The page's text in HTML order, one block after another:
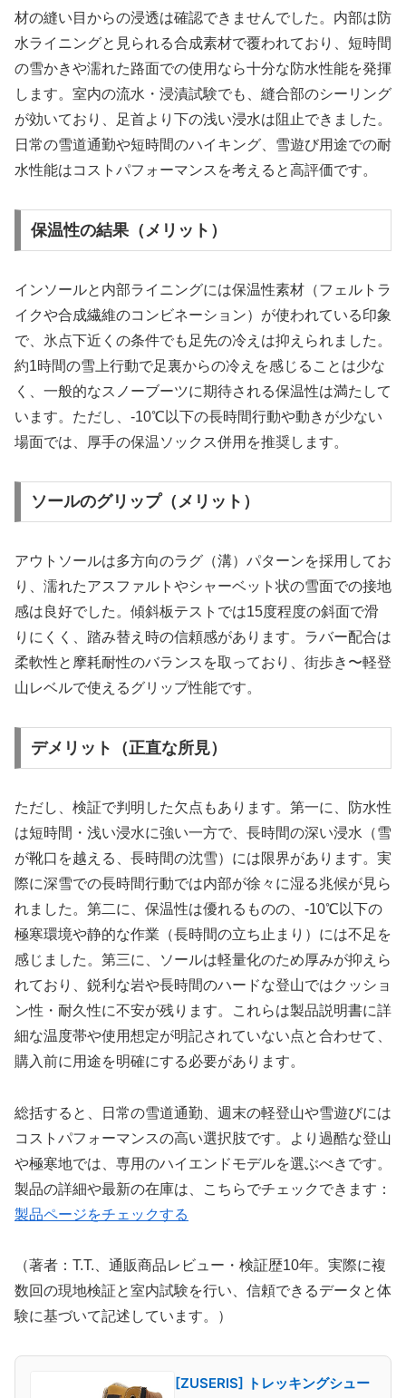
材の縫い目からの浸透は確認できませんでした。内部は防
水ライニングと見られる合成素材で覆われており、短時間
の雪かきや濡れた路面での使用なら十分な防水性能を発揮
します。室内の流水・浸漬試験でも、縫合部のシーリング
が効いており、足首より下の浅い浸水は阻止できました。
日常の雪道通勤や短時間のハイキング、雪遊び用途での耐
水性能はコストパフォーマンスを考えると高評価です。
保温性の結果（メリット）
インソールと内部ライニングには保温性素材（フェルトラ
イクや合成繊維のコンビネーション）が使われている印象
で、氷点下近くの条件でも足先の冷えは抑えられました。
約1時間の雪上行動で足裏からの冷えを感じることは少な
く、一般的なスノーブーツに期待される保温性は満たして
います。ただし、-10℃以下の長時間行動や動きが少ない
場面では、厚手の保温ソックス併用を推奨します。
ソールのグリップ（メリット）
アウトソールは多方向のラグ（溝）パターンを採用してお
り、濡れたアスファルトやシャーベット状の雪面での接地
感は良好でした。傾斜板テストでは15度程度の斜面で滑
りにくく、踏み替え時の信頼感があります。ラバー配合は
柔軟性と摩耗耐性のバランスを取っており、街歩き〜軽登
山レベルで使えるグリップ性能です。
デメリット（正直な所見）
ただし、検証で判明した欠点もあります。第一に、防水性
は短時間・浅い浸水に強い一方で、長時間の深い浸水（雪
が靴口を越える、長時間の沈雪）には限界があります。実
際に深雪での長時間行動では内部が徐々に湿る兆候が見ら
れました。第二に、保温性は優れるものの、-10℃以下の
極寒環境や静的な作業（長時間の立ち止まり）には不足を
感じました。第三に、ソールは軽量化のため厚みが抑えら
れており、鋭利な岩や長時間のハードな登山ではクッショ
ン性・耐久性に不安が残ります。これらは製品説明書に詳
細な温度帯や使用想定が明記されていない点と合わせて、
購入前に用途を明確にする必要があります。
総括すると、日常の雪道通勤、週末の軽登山や雪遊びには
コストパフォーマンスの高い選択肢です。より過酷な登山
や極寒地では、専用のハイエンドモデルを選ぶべきです。
製品の詳細や最新の在庫は、こちらでチェックできます：
製品ページをチェックする
（著者：T.T.、通販商品レビュー・検証歴10年。実際に複
数回の現地検証と室内試験を行い、信頼できるデータと体
験に基づいて記述しています。）
[ZUSERIS] トレッキングシュー